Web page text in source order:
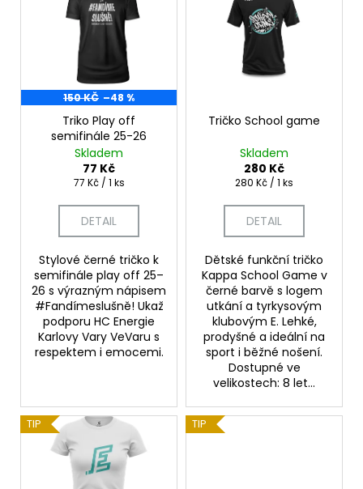
ů
r 150 KČ –48 %
Triko Play off
semifinále 25-26
Skladem
77 Kč
Měrná
77 Kč / 1 ks
DETAIL
Stylové černé tričko k
semifinále play off 25–
26 s výrazným nápisem
#Fandímeslušně! Ukaž
podporu HC Energie
Karlovy Vary VeVaru s
respektem i emocemi.
Tričko School game
Skladem
280 Kč
Měrná
280 Kč / 1 ks
DETAIL
Dětské funkční tričko
Kappa School Game v
černé barvě s logem
utkání a tyrkysovým
klubovým E. Lehké,
prodyšné a ideální na
sport i běžné nošení.
Dostupné ve
velikostech: 8 let...
TIP TIP
e
DĚTSKÁ
KŠILTOVKA